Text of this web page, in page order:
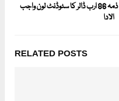
تیس لاکھ بزرگ امریکیوں کے ذمہ 86 ارب ڈالر کا سٹوڈنٹ لون واجب
الادا
RELATED POSTS